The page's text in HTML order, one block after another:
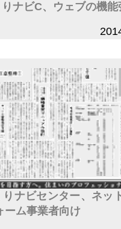
ナビC、ウェブの機能
ナビセンター、ネッ
ーム事業者向け